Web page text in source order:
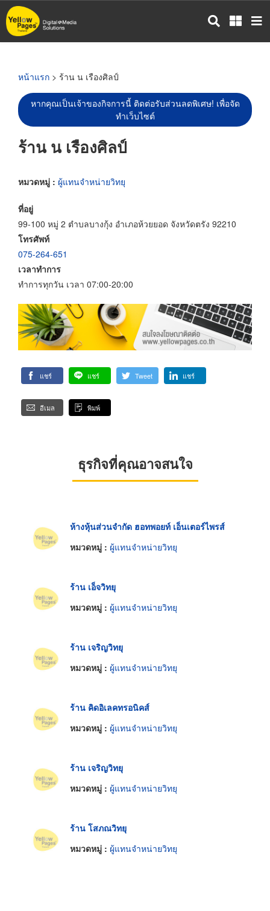
ข้าม
ไป
หน้าแรก > ร้าน น เรืองศิลป์
หากคุณเป็นเจ้าของกิจการนี้ ติดต่อรับส่วนลดพิเศษ! เพื่อจัด
ทำเว็บไซต์
ร้าน น เรืองศิลป์
หมวดหมู่ : ผู้แทนจำหน่ายวิทยุ
ที่อยู่
99-100 หมู่ 2 ตำบลบางกุ้ง อำเภอห้วยยอด จังหวัดตรัง 92210
โทรศัพท์
075-264-651
เวลาทำการ
ทำการทุกวัน เวลา 07:00-20:00
แชร์ แชร์ Tweet แชร์
อีเมล พิมพ์
ธุรกิจที่คุณอาจสนใจ
ห้างหุ้นส่วนจำกัด ฮอทพอยท์ เอ็นเตอร์ไพรส์
หมวดหมู่ : ผู้แทนจำหน่ายวิทยุ
ร้าน เอ็จวิทยุ
หมวดหมู่ : ผู้แทนจำหน่ายวิทยุ
ร้าน เจริญวิทยุ
หมวดหมู่ : ผู้แทนจำหน่ายวิทยุ
ร้าน คิดอิเลคทรอนิคส์
หมวดหมู่ : ผู้แทนจำหน่ายวิทยุ
ร้าน เจริญวิทยุ
หมวดหมู่ : ผู้แทนจำหน่ายวิทยุ
ร้าน โสภณวิทยุ
หมวดหมู่ : ผู้แทนจำหน่ายวิทยุ